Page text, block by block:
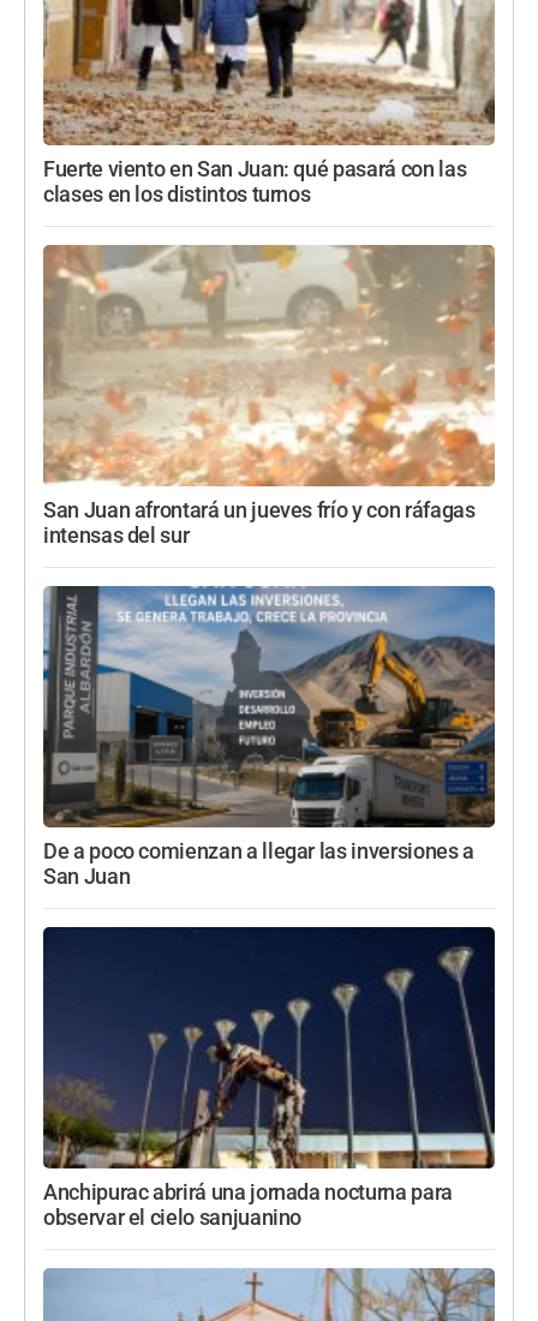
Fuerte viento en San Juan: qué pasará con las
clases en los distintos turnos
San Juan afrontará un jueves frío y con ráfagas
intensas del sur
De a poco comienzan a llegar las inversiones a
San Juan
Anchipurac abrirá una jornada nocturna para
observar el cielo sanjuanino